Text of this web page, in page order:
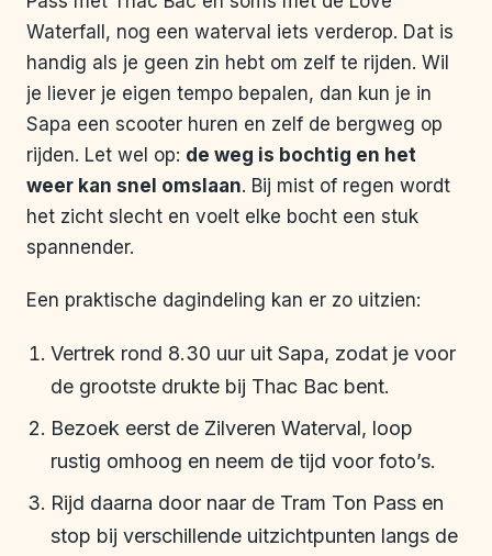
Waterfall, nog een waterval iets verderop. Dat is
handig als je geen zin hebt om zelf te rijden. Wil
je liever je eigen tempo bepalen, dan kun je in
Sapa een scooter huren en zelf de bergweg op
rijden. Let wel op: de weg is bochtig en het
weer kan snel omslaan. Bij mist of regen wordt
het zicht slecht en voelt elke bocht een stuk
spannender.
Een praktische dagindeling kan er zo uitzien:
Vertrek rond 8.30 uur uit Sapa, zodat je voor
de grootste drukte bij Thac Bac bent.
Bezoek eerst de Zilveren Waterval, loop
rustig omhoog en neem de tijd voor foto’s.
Rijd daarna door naar de Tram Ton Pass en
stop bij verschillende uitzichtpunten langs de